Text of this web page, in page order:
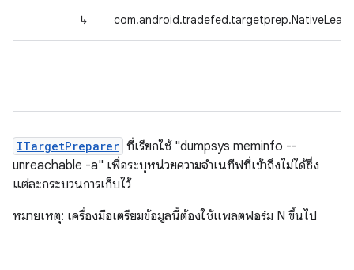
↳
ITargetPreparer ที่เรียกใช้ "dumpsys meminfo --
unreachable -a" เพื่อระบุหน่วยความจำเนทีฟที่เข้าถึงไม่ได้ซึ่ง
แต่ละกระบวนการเก็บไว้
หมายเหตุ: เครื่องมือเตรียมข้อมูลนี้ต้องใช้แพลตฟอร์ม N ขึ้นไป